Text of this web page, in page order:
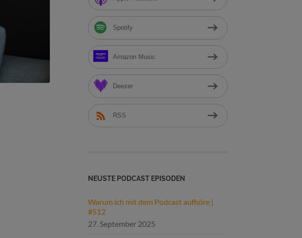
h
Spotify
Amazon Music
Deezer
RSS
NEUSTE PODCAST EPISODEN
Warum ich mit dem Podcast aufhöre |
#512
27. September 2025